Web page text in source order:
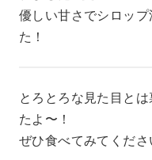
優しい甘さでシロッ
た！
とろとろな見た目と
たよ〜！
ぜひ食べてみてくださ